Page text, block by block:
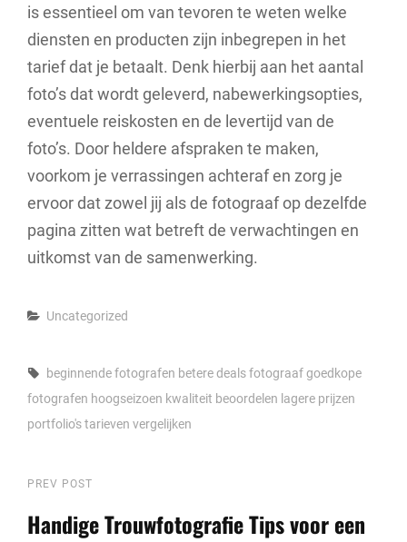
is essentieel om van tevoren te weten welke
diensten en producten zijn inbegrepen in het
tarief dat je betaalt. Denk hierbij aan het aantal
foto’s dat wordt geleverd, nabewerkingsopties,
eventuele reiskosten en de levertijd van de
foto’s. Door heldere afspraken te maken,
voorkom je verrassingen achteraf en zorg je
ervoor dat zowel jij als de fotograaf op dezelfde
pagina zitten wat betreft de verwachtingen en
uitkomst van de samenwerking.
Categories
Uncategorized
Tags,
beginnende fotografen betere dealsfotograafgoedkope
fotografen hoogseizoen kwaliteit beoordelen lagere prijzen
portfolio'starieven vergelijken
Berichtnavigatie
Previous
Post
PREV POST
Handige Trouwfotografie Tips voor een